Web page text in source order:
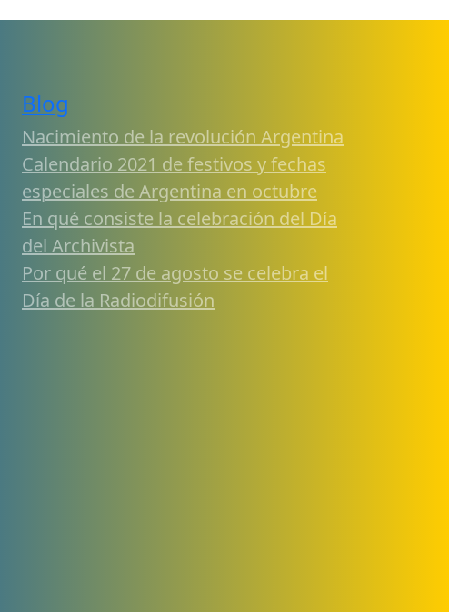
Blog
Nacimiento de la revolución Argentina
Calendario 2021 de festivos y fechas
especiales de Argentina en octubre
En qué consiste la celebración del Día
del Archivista
Por qué el 27 de agosto se celebra el
Día de la Radiodifusión